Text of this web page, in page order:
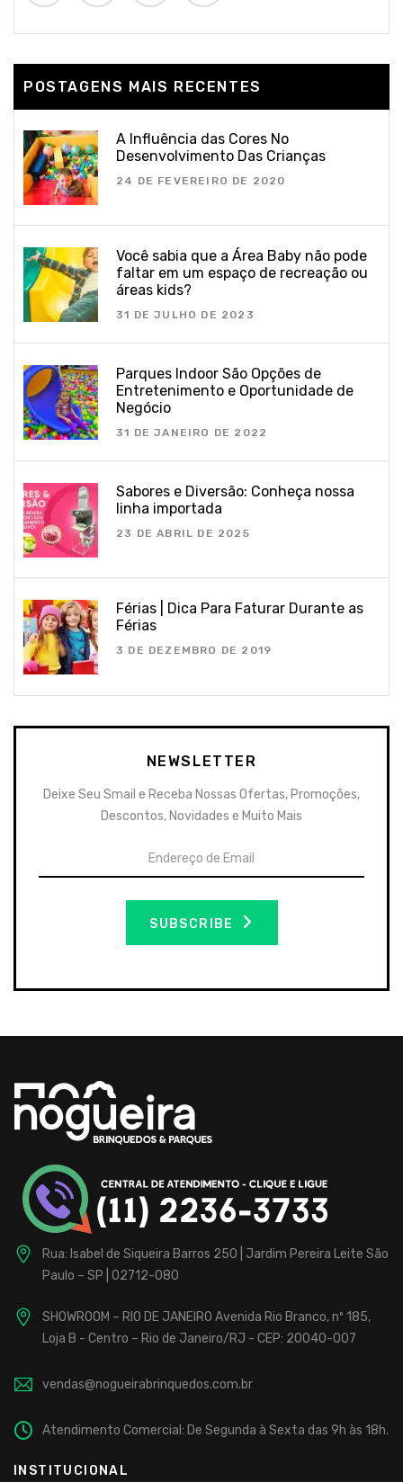
POSTAGENS MAIS RECENTES
A Influência das Cores No
Desenvolvimento Das Crianças
24 DE FEVEREIRO DE 2020
Você sabia que a Área Baby não pode
faltar em um espaço de recreação ou
áreas kids?
31 DE JULHO DE 2023
Parques Indoor São Opções de
Entretenimento e Oportunidade de
Negócio
31 DE JANEIRO DE 2022
Sabores e Diversão: Conheça nossa
linha importada
23 DE ABRIL DE 2025
Férias | Dica Para Faturar Durante as
Férias
3 DE DEZEMBRO DE 2019
NEWSLETTER
Deixe Seu Smail e Receba Nossas Ofertas, Promoções,
Descontos, Novidades e Muito Mais
SUBSCRIBE
Rua: Isabel de Siqueira Barros 250 | Jardim Pereira Leite São
Paulo – SP | 02712-080
SHOWROOM – RIO DE JANEIRO Avenida Rio Branco, nº 185,
Loja B - Centro – Rio de Janeiro/RJ - CEP: 20040-007
vendas@nogueirabrinquedos.com.br
Atendimento Comercial: De Segunda à Sexta das 9h às 18h.
INSTITUCIONAL